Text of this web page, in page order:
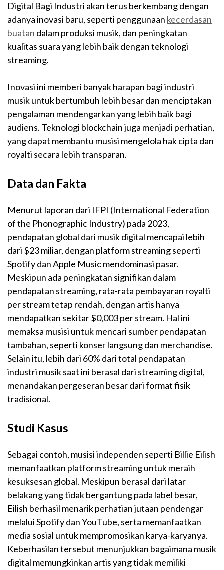
Digital Bagi Industri akan terus berkembang dengan
adanya inovasi baru, seperti penggunaan kecerdasan
buatan dalam produksi musik, dan peningkatan
kualitas suara yang lebih baik dengan teknologi
streaming.
Inovasi ini memberi banyak harapan bagi industri
musik untuk bertumbuh lebih besar dan menciptakan
pengalaman mendengarkan yang lebih baik bagi
audiens. Teknologi blockchain juga menjadi perhatian,
yang dapat membantu musisi mengelola hak cipta dan
royalti secara lebih transparan.
Data dan Fakta
Menurut laporan dari IFPI (International Federation
of the Phonographic Industry) pada 2023,
pendapatan global dari musik digital mencapai lebih
dari $23 miliar, dengan platform streaming seperti
Spotify dan Apple Music mendominasi pasar.
Meskipun ada peningkatan signifikan dalam
pendapatan streaming, rata-rata pembayaran royalti
per stream tetap rendah, dengan artis hanya
mendapatkan sekitar $0,003 per stream. Hal ini
memaksa musisi untuk mencari sumber pendapatan
tambahan, seperti konser langsung dan merchandise.
Selain itu, lebih dari 60% dari total pendapatan
industri musik saat ini berasal dari streaming digital,
menandakan pergeseran besar dari format fisik
tradisional.
Studi Kasus
Sebagai contoh, musisi independen seperti Billie Eilish
memanfaatkan platform streaming untuk meraih
kesuksesan global. Meskipun berasal dari latar
belakang yang tidak bergantung pada label besar,
Eilish berhasil menarik perhatian jutaan pendengar
melalui Spotify dan YouTube, serta memanfaatkan
media sosial untuk mempromosikan karya-karyanya.
Keberhasilan tersebut menunjukkan bagaimana musik
digital memungkinkan artis yang tidak memiliki